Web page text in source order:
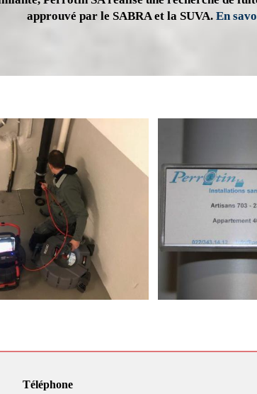
approuvé par le SABRA et la SUVA. En
Téléphone